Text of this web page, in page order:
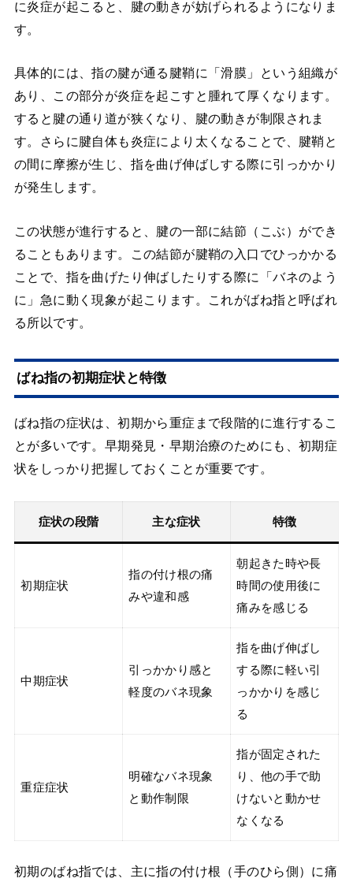
に炎症が起こると、腱の動きが妨げられるようになりま
す。
具体的には、指の腱が通る腱鞘に「滑膜」という組織が
あり、この部分が炎症を起こすと腫れて厚くなります。
すると腱の通り道が狭くなり、腱の動きが制限されま
す。さらに腱自体も炎症により太くなることで、腱鞘と
の間に摩擦が生じ、指を曲げ伸ばしする際に引っかかり
が発生します。
この状態が進行すると、腱の一部に結節（こぶ）ができ
ることもあります。この結節が腱鞘の入口でひっかかる
ことで、指を曲げたり伸ばしたりする際に「バネのよう
に」急に動く現象が起こります。これがばね指と呼ばれ
る所以です。
ばね指の初期症状と特徴
ばね指の症状は、初期から重症まで段階的に進行するこ
とが多いです。早期発見・早期治療のためにも、初期症
状をしっかり把握しておくことが重要です。
症状の段階 主な症状 特徴
初期症状
指の付け根の痛
みや違和感
朝起きた時や長
時間の使用後に
痛みを感じる
中期症状
引っかかり感と
軽度のバネ現象
指を曲げ伸ばし
する際に軽い引
っかかりを感じ
る
重症症状
明確なバネ現象
と動作制限
指が固定された
り、他の手で助
けないと動かせ
なくなる
初期のばね指では、主に指の付け根（手のひら側）に痛